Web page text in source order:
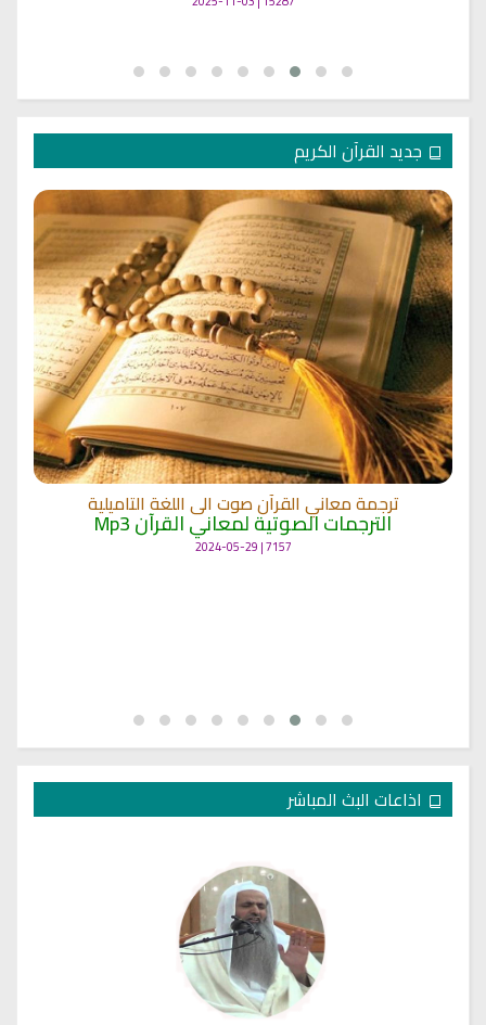
جديد القرآن الكريم
ترجمة معاني القرآن صوت الى اللغة التاميلية
الترجمات الصوتية لمعاني القرآن Mp3
7157 | 2024-05-29
اذاعات البث المباشر